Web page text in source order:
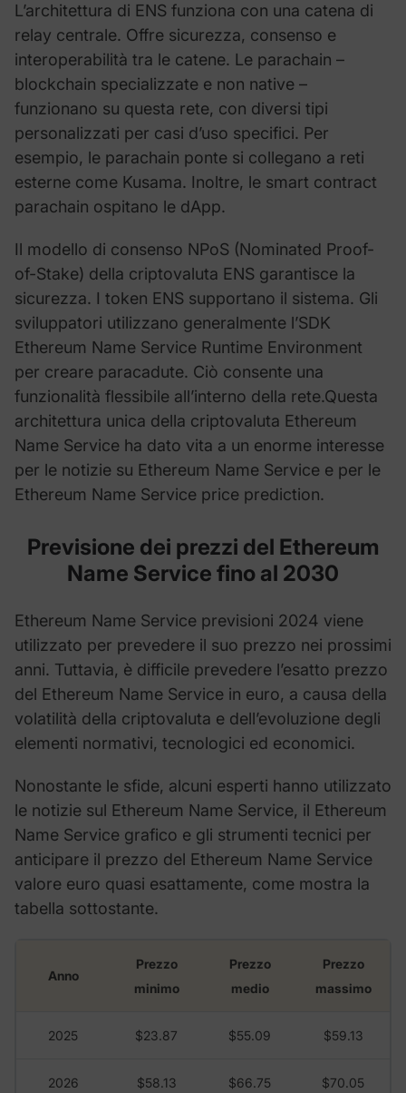
L’architettura di ENS funziona con una catena di
relay centrale. Offre sicurezza, consenso e
interoperabilità tra le catene. Le parachain –
blockchain specializzate e non native –
funzionano su questa rete, con diversi tipi
personalizzati per casi d’uso specifici. Per
esempio, le parachain ponte si collegano a reti
esterne come Kusama. Inoltre, le smart contract
parachain ospitano le dApp.
Il modello di consenso NPoS (Nominated Proof-
of-Stake) della criptovaluta ENS garantisce la
sicurezza. I token ENS supportano il sistema. Gli
sviluppatori utilizzano generalmente l’SDK
Ethereum Name Service Runtime Environment
per creare paracadute. Ciò consente una
funzionalità flessibile all’interno della rete.Questa
architettura unica della criptovaluta Ethereum
Name Service ha dato vita a un enorme interesse
per le notizie su Ethereum Name Service e per le
Ethereum Name Service price prediction.
Previsione dei prezzi del Ethereum
Name Service fino al 2030
Ethereum Name Service previsioni 2024 viene
utilizzato per prevedere il suo prezzo nei prossimi
anni. Tuttavia, è difficile prevedere l’esatto prezzo
del Ethereum Name Service in euro, a causa della
volatilità della criptovaluta e dell’evoluzione degli
elementi normativi, tecnologici ed economici.
Nonostante le sfide, alcuni esperti hanno utilizzato
le notizie sul Ethereum Name Service, il Ethereum
Name Service grafico e gli strumenti tecnici per
anticipare il prezzo del Ethereum Name Service
valore euro quasi esattamente, come mostra la
tabella sottostante.
Anno
Prezzo
minimo
Prezzo
medio
Prezzo
massimo
2025 $23.87 $55.09 $59.13
2026 $58.13 $66.75 $70.05